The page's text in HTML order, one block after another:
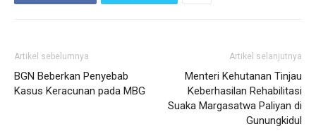
Artikel sebelumnya
BGN Beberkan Penyebab
Kasus Keracunan pada MBG
Artikel selanjutnya
Menteri Kehutanan Tinjau
Keberhasilan Rehabilitasi
Suaka Margasatwa Paliyan di
Gunungkidul